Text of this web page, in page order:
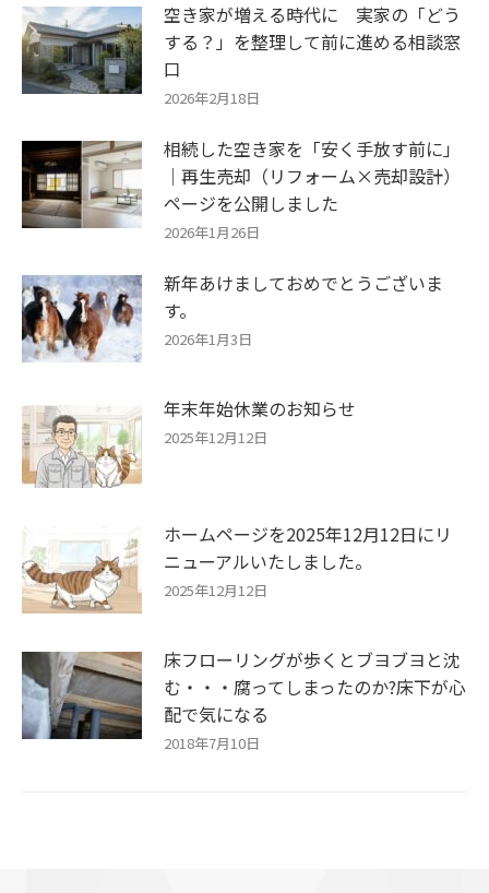
空き家が増える時代に 実家の「どう
する？」を整理して前に進める相談窓
口
2026年2月18日
相続した空き家を「安く手放す前に」
｜再生売却（リフォーム×売却設計）
ページを公開しました
2026年1月26日
新年あけましておめでとうございま
す。
2026年1月3日
年末年始休業のお知らせ
2025年12月12日
ホームページを2025年12月12日にリ
ニューアルいたしました。
2025年12月12日
床フローリングが歩くとブヨブヨと沈
む・・・腐ってしまったのか?床下が心
配で気になる
2018年7月10日